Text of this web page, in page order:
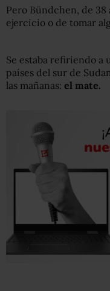
Pero Bündchen, de 38
ejercicio o de tomar
Se estaba refiriendo a
países del sur de
las mañanas: el mate.